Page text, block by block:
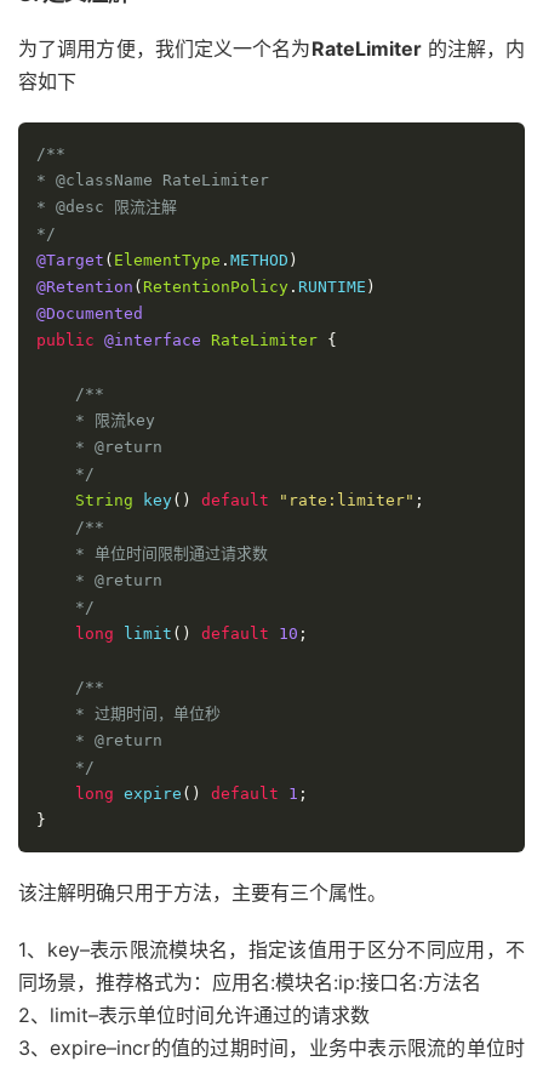
为了调用方便，我们定义一个名为RateLimiter的注解，内
容如下
/**
* @className RateLimiter
* @desc 限流注解
*/
@Target ( ElementType . METHOD )
@Retention ( RetentionPolicy . RUNTIME )
@Documented
public @interface RateLimiter {
/**
    * 限流key
    * @return
    */
String key() default "rate:limiter" ;
/**
    * 单位时间限制通过请求数
    * @return
    */
long limit () default 10 ;
/**
    * 过期时间，单位秒
    * @return
    */
long expire () default 1 ;
}
该注解明确只用于方法，主要有三个属性。
1、key–表示限流模块名，指定该值用于区分不同应用，不
同场景，推荐格式为：应用名:模块名:ip:接口名:方法名
2、limit–表示单位时间允许通过的请求数
3、expire–incr的值的过期时间，业务中表示限流的单位时